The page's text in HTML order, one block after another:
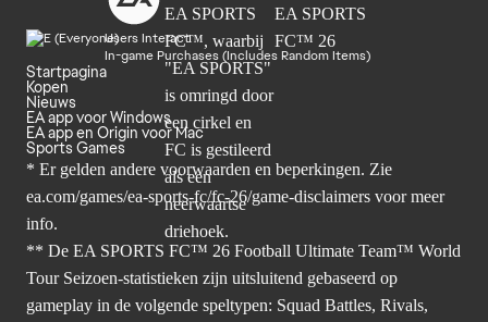
Users Interact
In-game Purchases (Includes Random Items)
Startpagina
Kopen
Nieuws
EA app voor Windows
EA app en Origin voor Mac
Sports Games
* Er gelden andere voorwaarden en beperkingen. Zie
ea.com/games/ea-sports-fc/fc-26/game-disclaimers voor meer
info.
** De EA SPORTS FC™ 26 Football Ultimate Team™ World
Tour Seizoen-statistieken zijn uitsluitend gebaseerd op
gameplay in de volgende speltypen: Squad Battles, Rivals,